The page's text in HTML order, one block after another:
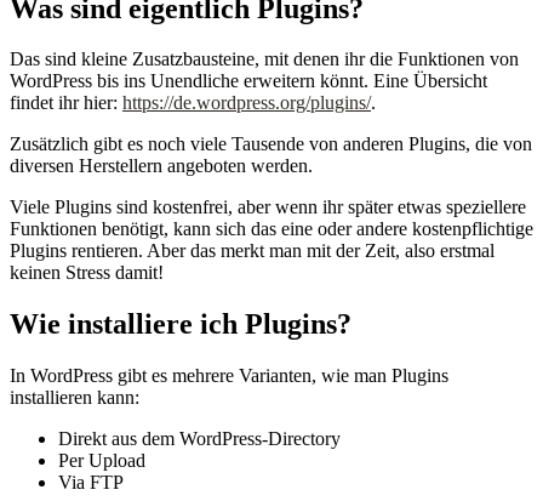
Was sind eigentlich Plugins?
Das sind kleine Zusatzbausteine, mit denen ihr die Funktionen von
WordPress bis ins Unendliche erweitern könnt. Eine Übersicht
findet ihr hier: https://de.wordpress.org/plugins/.
Zusätzlich gibt es noch viele Tausende von anderen Plugins, die von
diversen Herstellern angeboten werden.
Viele Plugins sind kostenfrei, aber wenn ihr später etwas speziellere
Funktionen benötigt, kann sich das eine oder andere kostenpflichtige
Plugins rentieren. Aber das merkt man mit der Zeit, also erstmal
keinen Stress damit!
Wie installiere ich Plugins?
In WordPress gibt es mehrere Varianten, wie man Plugins
installieren kann:
Direkt aus dem WordPress-Directory
Per Upload
Via FTP